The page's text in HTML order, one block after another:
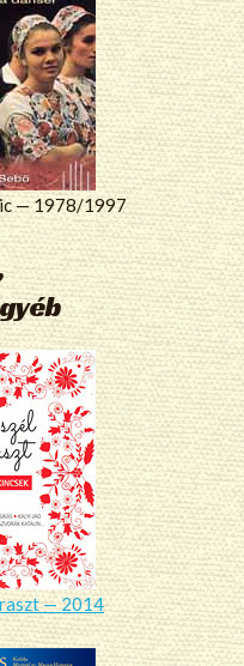
— 1978/1997
— 2014